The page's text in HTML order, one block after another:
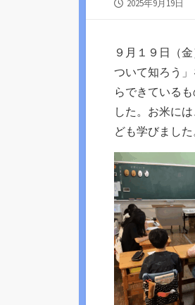
2025年9月19日
９月１９日（
ついて知ろう
らできている
した。お米に
ども学びまし